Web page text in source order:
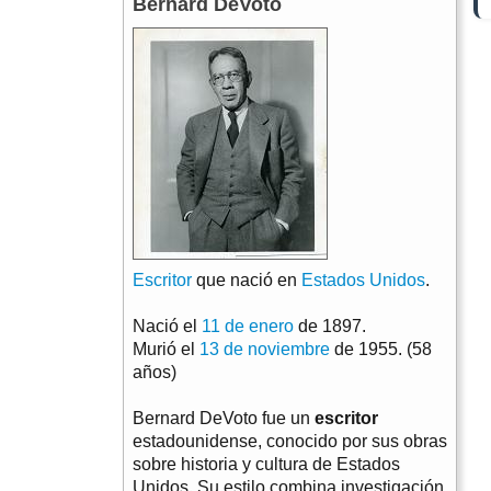
Bernard DeVoto
Escritor que nació en Estados Unidos.
Nació el 11 de enero de 1897.
Murió el 13 de noviembre de 1955. (58
años)
Bernard DeVoto fue un escritor
estadounidense, conocido por sus obras
sobre historia y cultura de Estados
Unidos. Su estilo combina investigación